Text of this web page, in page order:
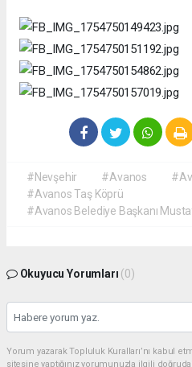
#Nevşehir #Avanos
#Avanos Taş Köprü
#Avanos Belediye Başkanı
Okuyucu Yorumları (0)
Yorum yazarak Topluluk Kuralları’nı kabul
sitesine yaptığınız yorumunuzla ilgili